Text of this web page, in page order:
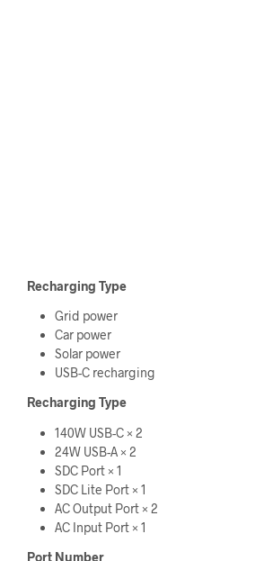
Recharging Type
Grid power
Car power
Solar power
USB-C recharging
Recharging Type
140W USB-C × 2
24W USB-A × 2
SDC Port × 1
SDC Lite Port × 1
AC Output Port × 2
AC Input Port × 1
Port Number